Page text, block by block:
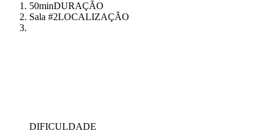
50minDURAÇÃO
Sala #2LOCALIZAÇÃO
DIFICULDADE